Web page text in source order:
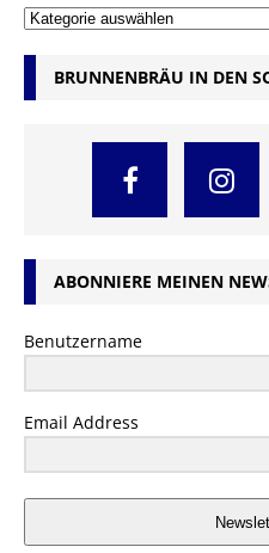
BRUNNENBRÄU IN DEN
ABONNIERE MEINEN
Benutzername
Email Address